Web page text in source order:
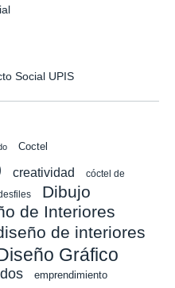
Social UPIS
Coctel
creatividad
cóctel de
Dibujo
de Interiores
de interiores
Gráfico
emprendimiento